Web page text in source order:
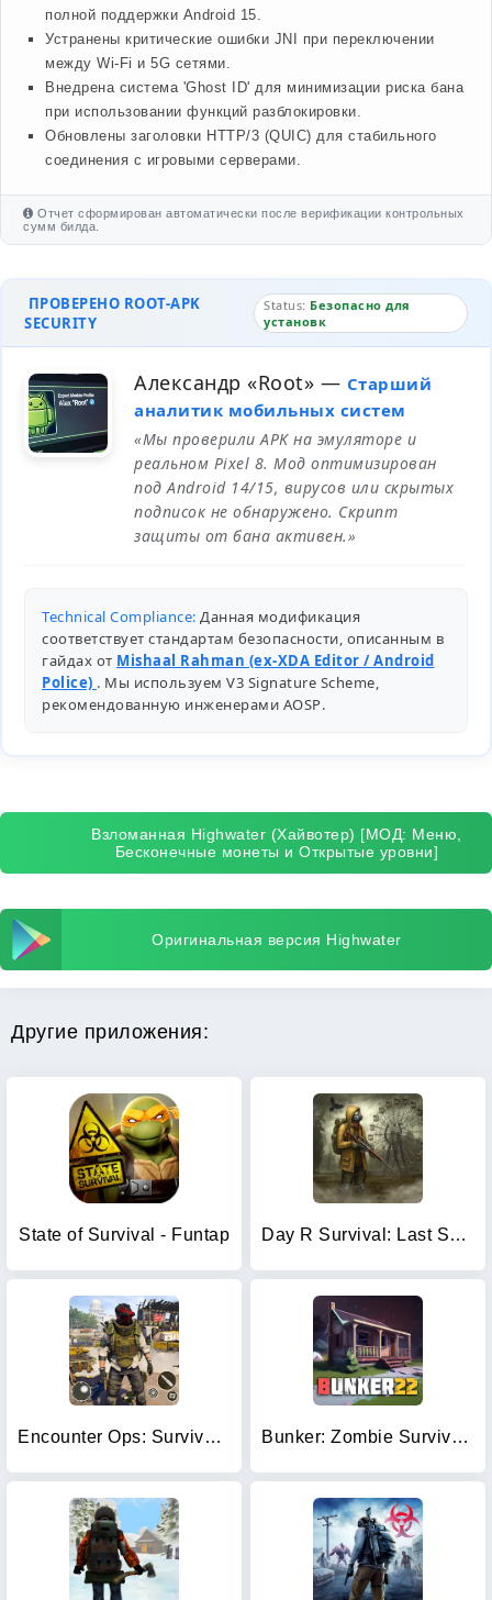
полной поддержки Android 15.
Устранены критические ошибки JNI при переключении
между Wi-Fi и 5G сетями.
Внедрена система 'Ghost ID' для минимизации риска бана
при использовании функций разблокировки.
Обновлены заголовки HTTP/3 (QUIC) для стабильного
соединения с игровыми серверами.
Отчет сформирован автоматически после верификации контрольных
сумм билда.
ПРОВЕРЕНО ROOT-APK
SECURITY
Status: Безопасно для
установк
Александр «Root» — Старший
аналитик мобильных систем
«Мы проверили APK на эмуляторе и
реальном Pixel 8. Мод оптимизирован
под Android 14/15, вирусов или скрытых
подписок не обнаружено. Скрипт
защиты от бана активен.»
Technical Compliance: Данная модификация
соответствует стандартам безопасности, описанным в
гайдах от Mishaal Rahman (ex-XDA Editor / Android
Police) . Мы используем V3 Signature Scheme,
рекомендованную инженерами AOSP.
Взломанная Highwater (Хайвотер) [МОД: Меню,
Бесконечные монеты и Открытые уровни]
Оригинальная версия Highwater
Другие приложения:
State of Survival - Funtap Day R Survival: Last Survivor
Encounter Ops: Survival Forces Bunker: Zombie Survival Games